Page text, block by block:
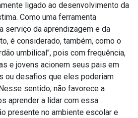
ligado ao desenvolvimento da
Como uma ferramenta
serviço da aprendizagem e da
é considerado, também, como o
umbilical", pois com frequência,
e jovens acionem seus pais em
ou desafios que eles poderiam
sentido, não favorece a
aprender a lidar com essa
presente no ambiente escolar e